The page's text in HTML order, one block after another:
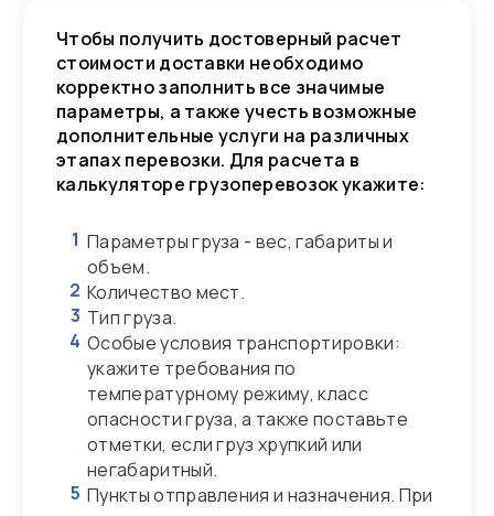
Чтобы получить достоверный расчет
стоимости доставки необходимо
корректно заполнить все значимые
параметры, а также учесть возможные
дополнительные услуги на различных
этапах перевозки. Для расчета в
калькуляторе грузоперевозок укажите:
1 Параметры груза - вес, габариты и
объем.
2 Количество мест.
3 Тип груза.
4 Особые условия транспортировки:
укажите требования по
температурному режиму, класс
опасности груза, а также поставьте
отметки, если груз хрупкий или
негабаритный.
5 Пункты отправления и назначения. При